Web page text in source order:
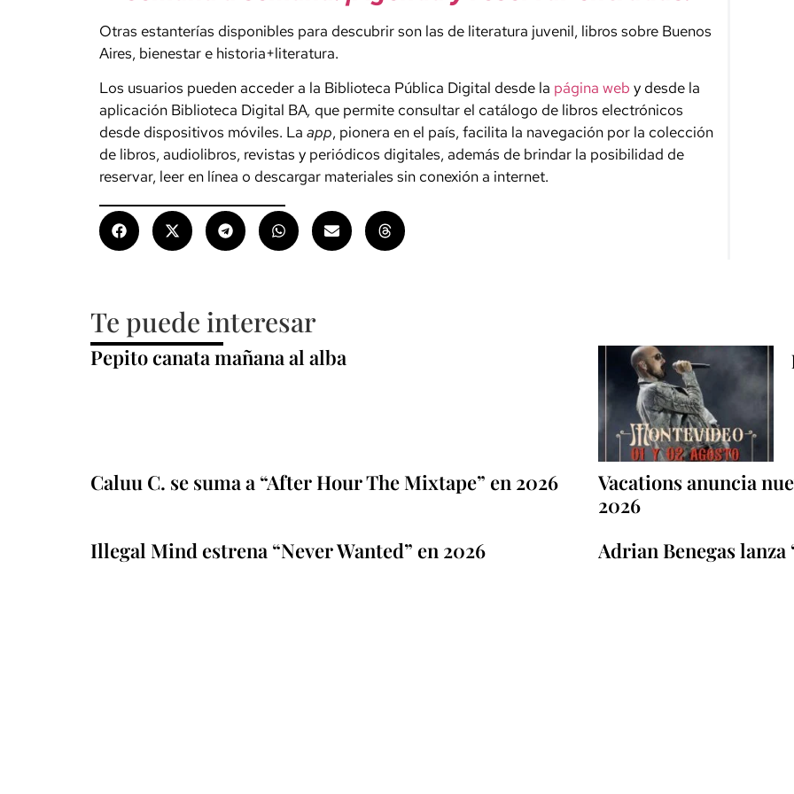
Otras estanterías disponibles para descubrir son las de literatura juvenil, libros sobre Buenos
Aires, bienestar e historia+literatura.
Los usuarios pueden acceder a la Biblioteca Pública Digital desde la página web y desde la
aplicación Biblioteca Digital BA, que permite consultar el catálogo de libros electrónicos
desde dispositivos móviles. La app, pionera en el país, facilita la navegación por la colección
de libros, audiolibros, revistas y periódicos digitales, además de brindar la posibilidad de
reservar, leer en línea o descargar materiales sin conexión a internet.
Te puede interesar
Pepito canata mañana al alba
Caluu C. se suma a “After Hour The Mixtape” en 2026
Vacations anuncia
2026
Illegal Mind estrena “Never Wanted” en 2026
Adrian Benegas